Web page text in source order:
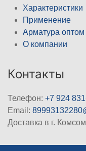
Характеристики
Применение
Арматура оптом
О компании
Контакты
Телефон: +7 924
Email:
Доставка в г.